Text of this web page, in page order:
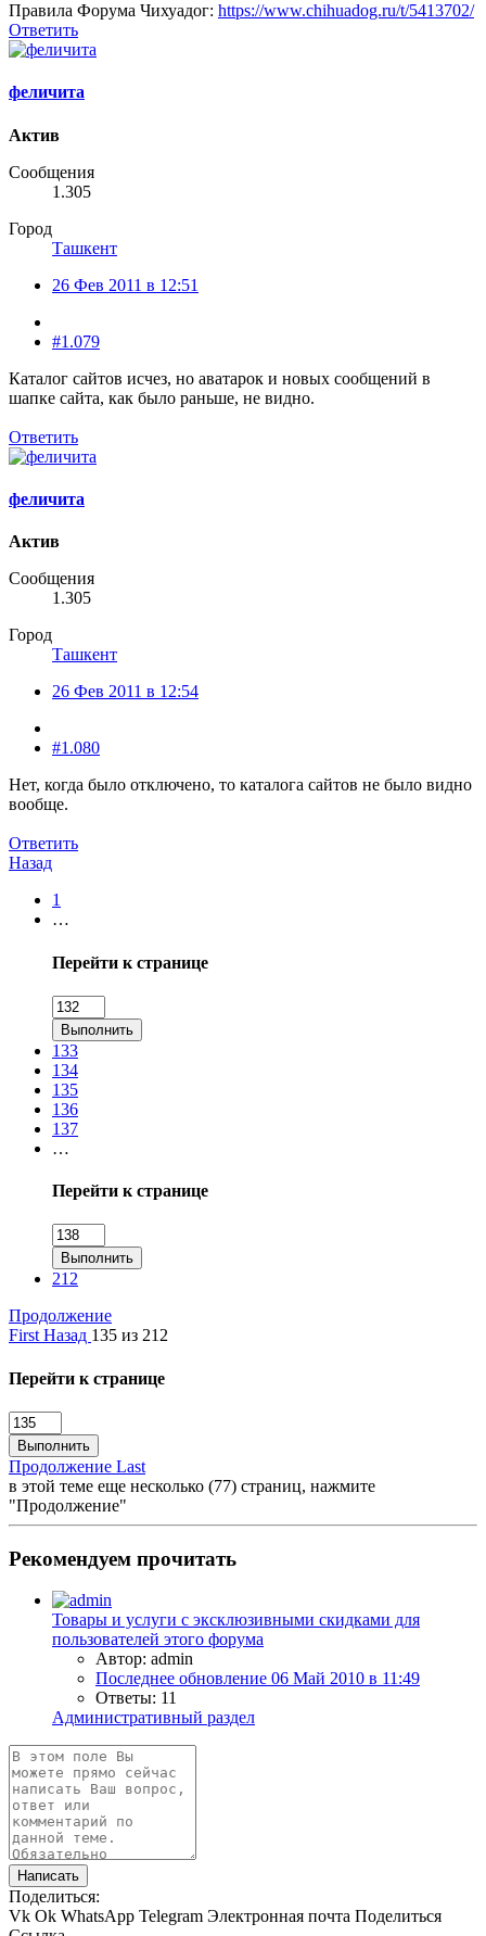
Правила Форума Чихуадог: https://www.chihuadog.ru/t/5413702/
Ответить
феличита
Актив
Сообщения
1.305
Город
Ташкент
26 Фев 2011 в 12:51
#1.079
Каталог сайтов исчез, но аватарок и новых сообщений в
шапке сайта, как было раньше, не видно.
Ответить
феличита
Актив
Сообщения
1.305
Город
Ташкент
26 Фев 2011 в 12:54
#1.080
Нет, когда было отключено, то каталога сайтов не было видно
вообще.
Ответить
Назад
1
…
Перейти к странице
Выполнить
133
134
135
136
137
…
Перейти к странице
Выполнить
212
Продолжение
First Назад 135 из 212
Перейти к странице
Выполнить
Продолжение Last
в этой теме еще несколько (77) страниц, нажмите
"Продолжение"
Рекомендуем прочитать
Товары и услуги с эксклюзивными скидками для
пользователей этого форума
Автор: admin
Последнее обновление 06 Май 2010 в 11:49
Ответы: 11
Административный раздел
Написать
Поделиться:
Vk Ok WhatsApp Telegram Электронная почта Поделиться